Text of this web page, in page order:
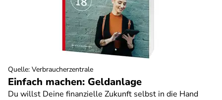
Einfach machen: Geldanlage
Du willst Deine finanzielle Zukunft selbst in die Hand
Quelle: Verbraucherzentrale